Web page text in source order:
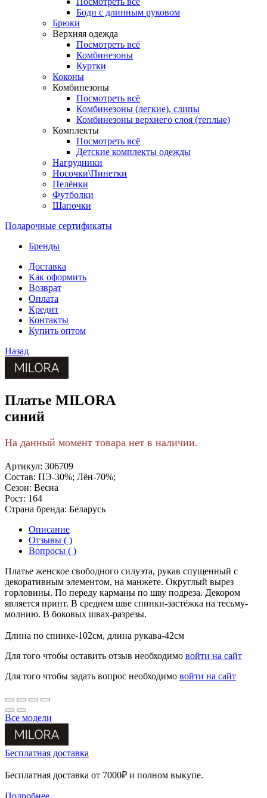
Боди с длинным руковом
Брюки
Верхняя одежда
Посмотреть всё
Комбинезоны
Куртки
Коконы
Комбинезоны
Посмотреть всё
Комбинезоны (легкие), слипы
Комбинезоны верхнего слоя (теплые)
Комплекты
Посмотреть всё
Детские комплекты одежды
Нагрудники
Носочки\Пинетки
Пелёнки
Футболки
Шапочки
Подарочные сертификаты
Бренды
Доставка
Как оформить
Возврат
Оплата
Кредит
Контакты
Купить оптом
Назад
Платье MILORA
синий
На данный момент товара нет в наличии.
Артикул: 306709
Состав: ПЭ-30%; Лён-70%;
Сезон: Весна
Рост: 164
Страна бренда: Беларусь
Описание
Отзывы ( )
Вопросы ( )
Платье женское свободного силуэта, рукав спущенный с
декоративным элементом, на манжете. Округлый вырез
горловины. По переду карманы по шву подреза. Декором
является принт. В среднем шве спинки-застёжка на тесьму-
молнию. В боковых швах-разрезы.
Длина по спинке-102см, длина рукава-42см
Для того чтобы оставить отзыв необходимо войти на сайт
Для того чтобы задать вопрос необходимо войти на сайт
Все модели
Бесплатная доставка
Бесплатная доставка от 7000₽ и полном выкупе.